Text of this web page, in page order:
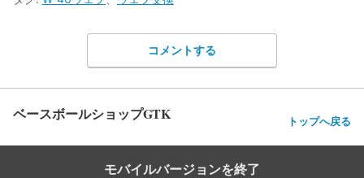
コメントする
ベースボールショップGTK トップへ戻る
モバイルバージョンを終了